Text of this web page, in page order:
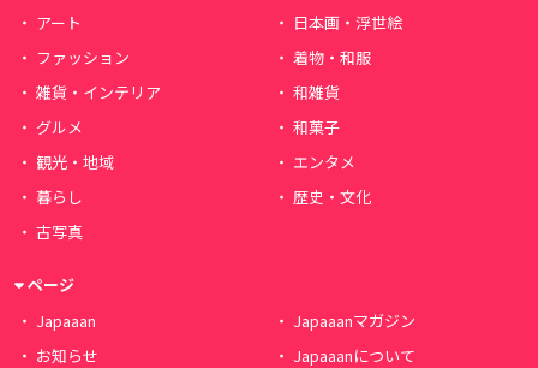
アート
日本画・浮世絵
ファッション
着物・和服
雑貨・インテリア
和雑貨
グルメ
和菓子
観光・地域
エンタメ
暮らし
歴史・文化
古写真
ページ
Japaaan
Japaaanマガジン
お知らせ
Japaaanについて